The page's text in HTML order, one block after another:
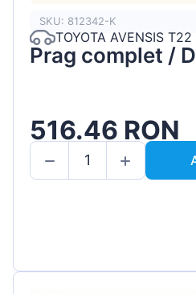
SKU: 812342-K
TOYOTA AVENSIS
Prag complet /
516.46 RON